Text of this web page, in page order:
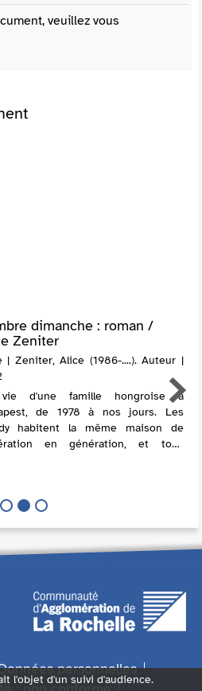
veuillez vous
dimanche : roman /
Zeniter
| Zeniter, Alice (1986-....). Auteur |
d'une famille hongroise à
de 1978 à nos jours. Les
habitent la même maison de
en génération, et tous
personnelles
l'objet d'un suivi d'audience.